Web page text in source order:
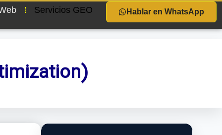
Servicios GEO Hablar en WhatsApp